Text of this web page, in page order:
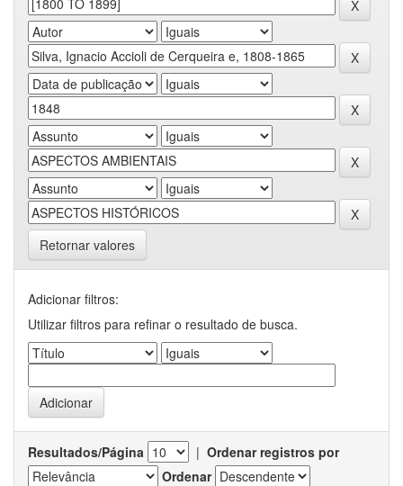
Retornar valores
Adicionar filtros:
Utilizar filtros para refinar o resultado de busca.
Resultados/Página | Ordenar registros por
Ordenar